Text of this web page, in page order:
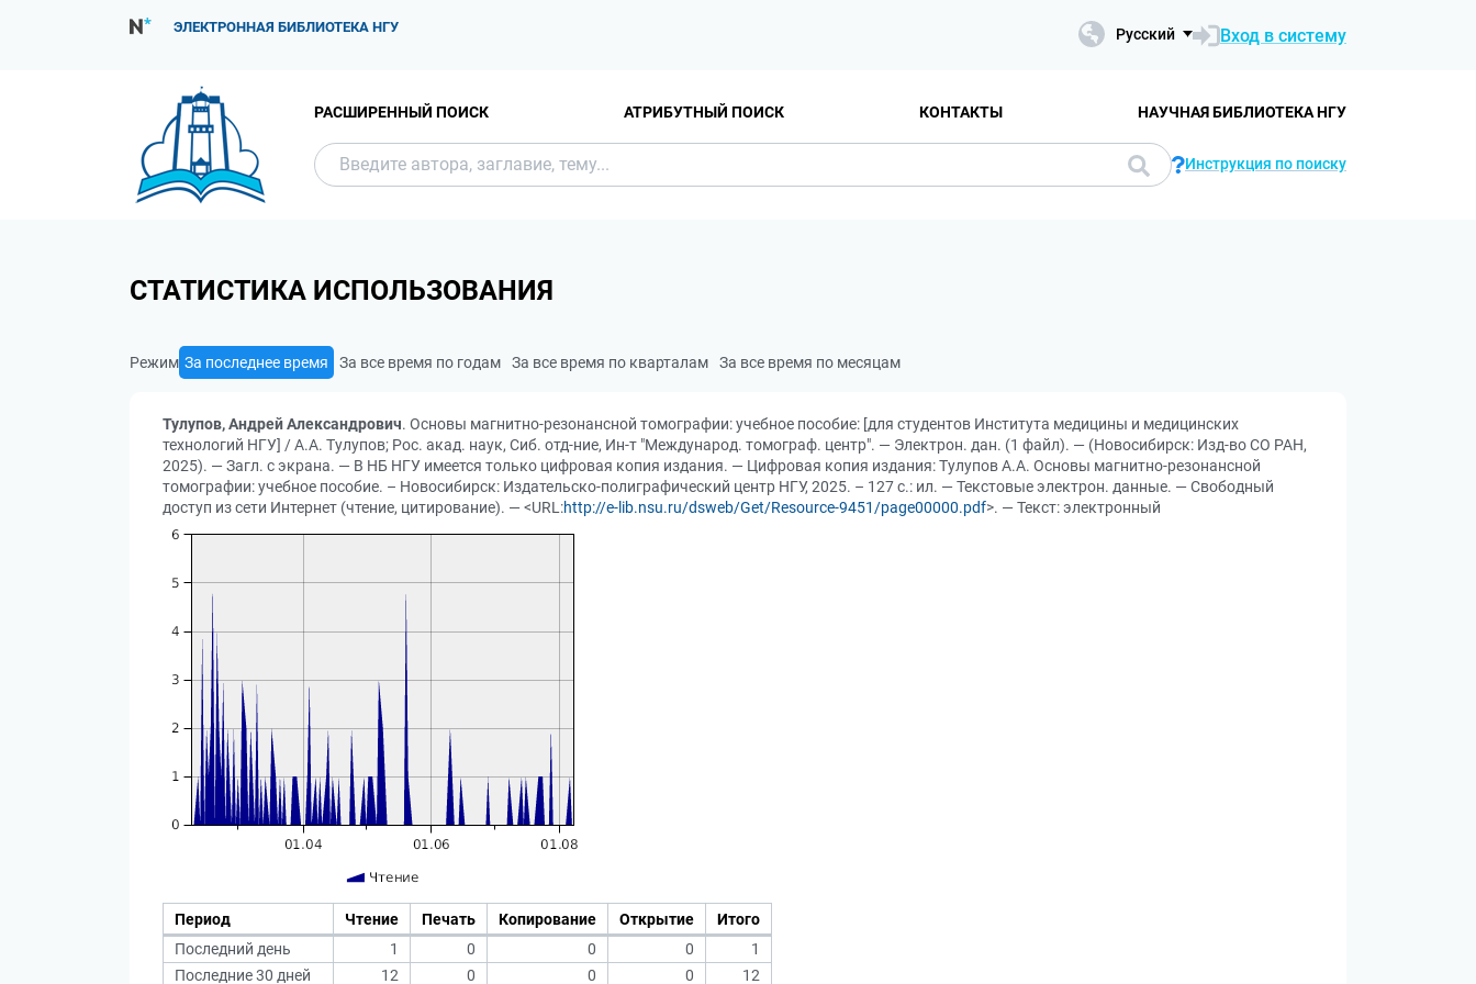
ЭЛЕКТРОННАЯ БИБЛИОТЕКА НГУ Русский Вход в систему
РАСШИРЕННЫЙ ПОИСК АТРИБУТНЫЙ ПОИСК КОНТАКТЫ НАУЧНАЯ БИБЛИОТЕКА НГУ
Инструкция по поиску
СТАТИСТИКА ИСПОЛЬЗОВАНИЯ
Режим За последнее время За все время по годам За все время по кварталам За все время по месяцам
Тулупов, Андрей Александрович. Основы магнитно-резонансной томографии: учебное пособие: [для студентов Института медицины и медицинских
технологий НГУ] / А.А. Тулупов; Рос. акад. наук, Сиб. отд-ние, Ин-т "Международ. томограф. центр". — Электрон. дан. (1 файл). — (Новосибирск: Изд-во СО РАН,
2025). — Загл. с экрана. — В НБ НГУ имеется только цифровая копия издания. — Цифровая копия издания: Тулупов А.А. Основы магнитно-резонансной
томографии: учебное пособие. – Новосибирск: Издательско-полиграфический центр НГУ, 2025. – 127 с.: ил. — Текстовые электрон. данные. — Свободный
доступ из сети Интернет (чтение, цитирование). — <URL:http://e-lib.nsu.ru/dsweb/Get/Resource-9451/page00000.pdf>. — Текст: электронный
Период Чтение Печать Копирование Открытие
Итого
Последний день
1 0 0 0
1
Последние 30 дней
12 0 0 0 12